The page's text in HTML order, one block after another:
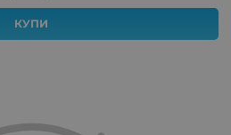
КУПИ